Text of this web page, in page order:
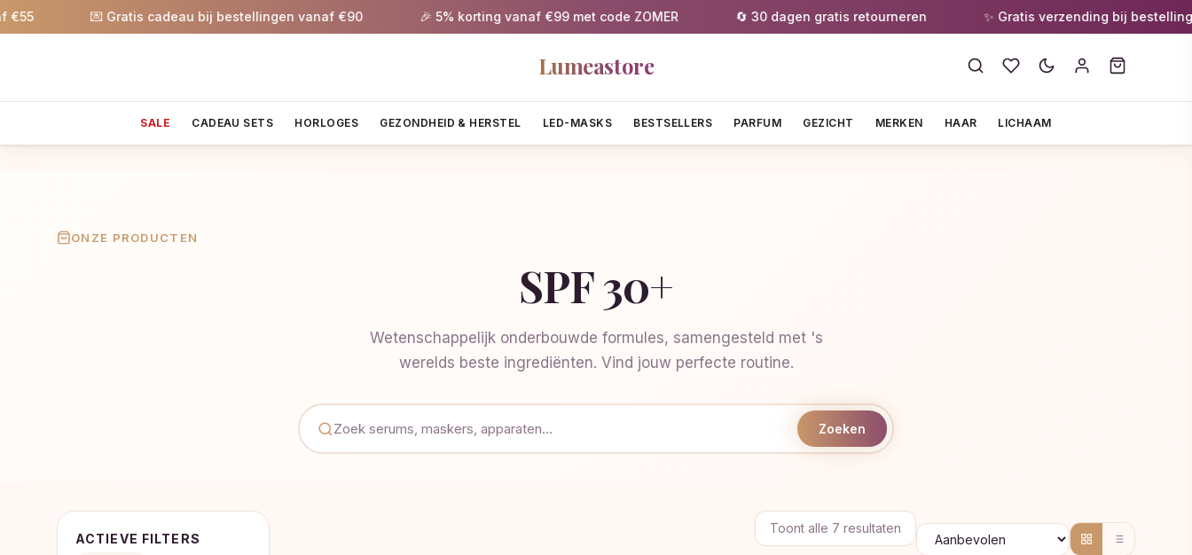
💌 Gratis cadeau bij bestellingen vanaf €90 🎉 5% korting vanaf €99 met code ZOMER 🔄 30 dagen gratis retourneren ✨ Gratis verzending bij bestellingen
Lumeastore
SALE CADEAU SETS HORLOGES GEZONDHEID & HERSTEL LED-MASKS BESTSELLERS PARFUM GEZICHT MERKEN HAAR LICHAAM
ONZE PRODUCTEN
SPF 30+
Wetenschappelijk onderbouwde formules, samengesteld met 's
werelds beste ingrediënten. Vind jouw perfecte routine.
Zoeken
ACTIEVE FILTERS
Toont alle 7 resultaten Gesorteerd
op